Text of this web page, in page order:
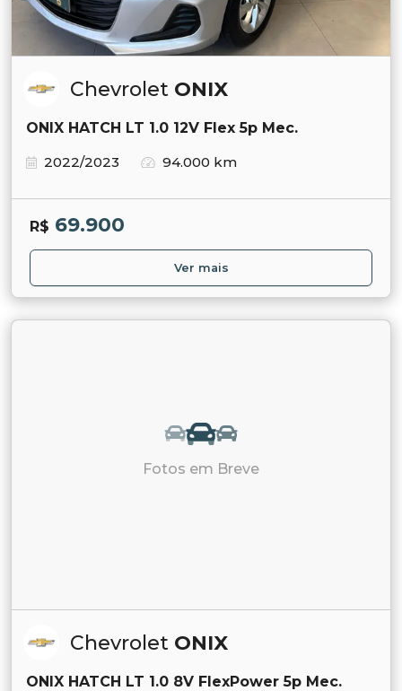
Chevrolet ONIX
ONIX HATCH LT 1.0 12V Flex 5p Mec.
2022/2023
94.000 km
R$ 69.900
Ver mais
Fotos em Breve
Chevrolet ONIX
ONIX HATCH LT 1.0 8V FlexPower 5p Mec.